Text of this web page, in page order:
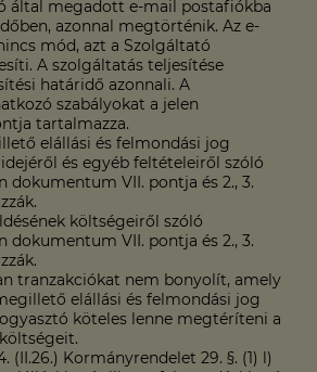
által megadott e-mail postafiókba
azonnal megtörténik. Az e-
mód, azt a Szolgáltató
A szolgáltatás teljesítése
határidő azonnali. A
szabályokat a jelen
tartalmazza.
elállási és felmondási jog
és egyéb feltételeiről szóló
dokumentum VII. pontja és 2., 3.
költségeiről szóló
dokumentum VII. pontja és 2., 3.
tranzakciókat nem bonyolít, amely
elállási és felmondási jog
köteles lenne megtéríteni a
(II.26.) Kormányrendelet 29. §. (1) l)